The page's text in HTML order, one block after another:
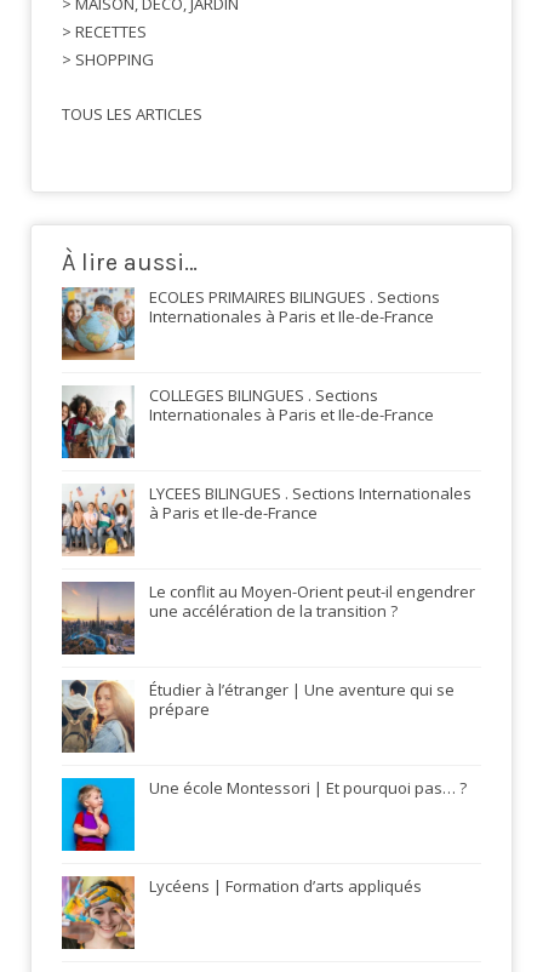
> RECETTES
> SHOPPING
TOUS LES ARTICLES
À lire aussi…
ECOLES PRIMAIRES BILINGUES . Sections
Internationales à Paris et Ile-de-France
COLLEGES BILINGUES . Sections
Internationales à Paris et Ile-de-France
LYCEES BILINGUES . Sections Internationales
à Paris et Ile-de-France
Le conflit au Moyen-Orient peut-il engendrer
une accélération de la transition ?
Étudier à l’étranger | Une aventure qui se
prépare
Une école Montessori | Et pourquoi pas… ?
Lycéens | Formation d’arts appliqués